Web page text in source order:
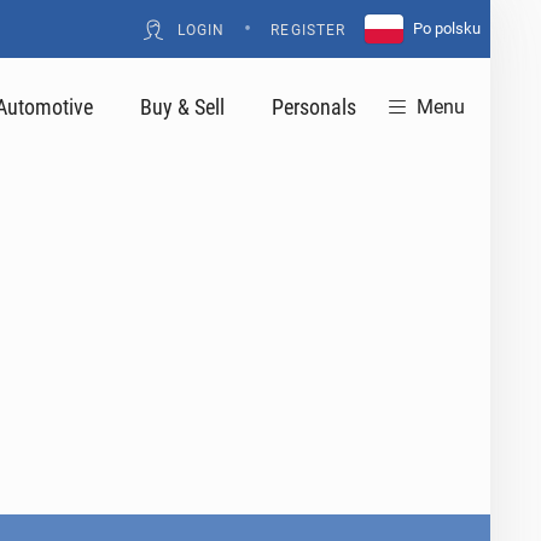
LOGIN • REGISTER Po polsku
Buy & Sell Personals Menu